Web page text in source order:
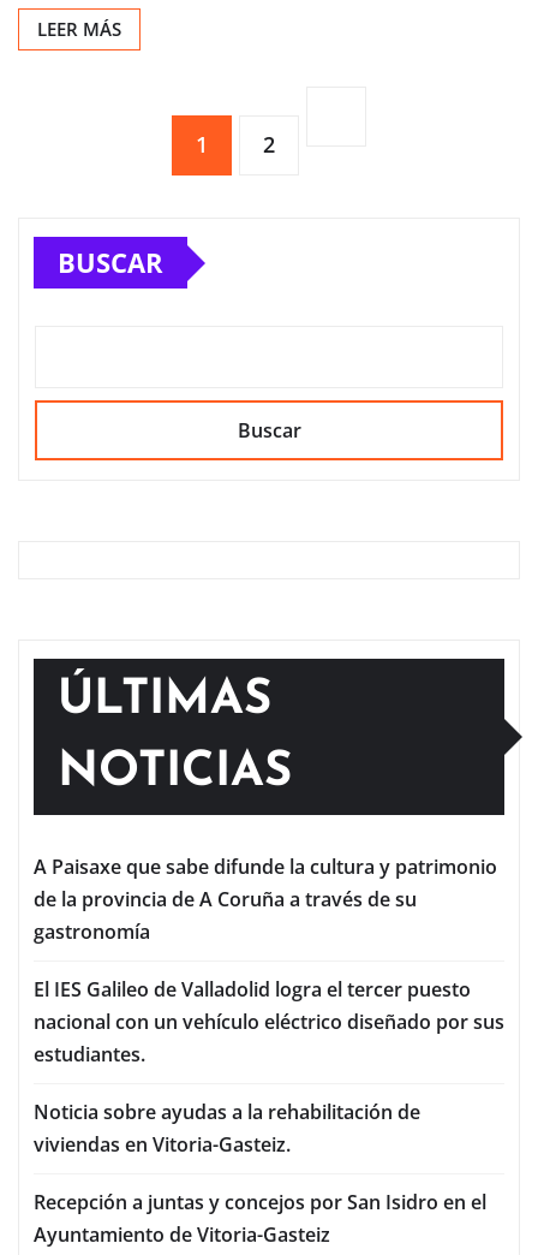
LEER MÁS
Paginación
entradas
1 2
BUSCAR
Buscar
ÚLTIMAS
NOTICIAS
A Paisaxe que sabe difunde la cultura y patrimonio
de la provincia de A Coruña a través de su
gastronomía
El IES Galileo de Valladolid logra el tercer puesto
nacional con un vehículo eléctrico diseñado por sus
estudiantes.
Noticia sobre ayudas a la rehabilitación de
viviendas en Vitoria-Gasteiz.
Recepción a juntas y concejos por San Isidro en el
Ayuntamiento de Vitoria-Gasteiz